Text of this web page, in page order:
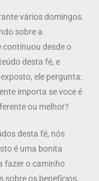
vários domingos.
sobre a
continuou desde o
desta fé, e
ele pergunta:
importa se voce é
ou melhor?
desta fé, nós
é uma bonita
fazer o caminho
sobre os benefícios,